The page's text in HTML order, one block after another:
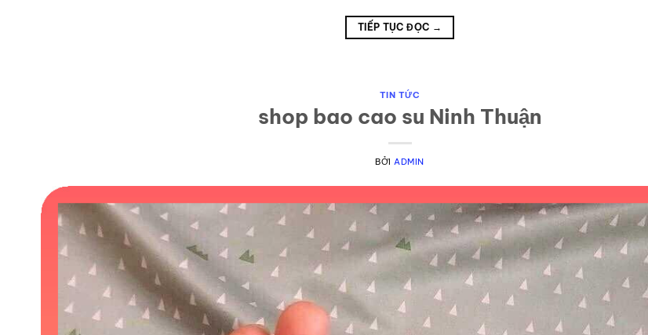
TIẾP TỤC ĐỌC →
TIN TỨC
shop bao cao su Ninh Thuận
BỞIADMIN